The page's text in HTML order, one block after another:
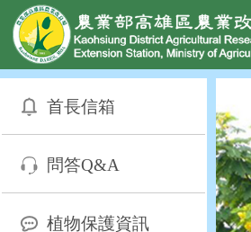
網頁置頂
首長信箱
問答Q&A
植物保護資訊